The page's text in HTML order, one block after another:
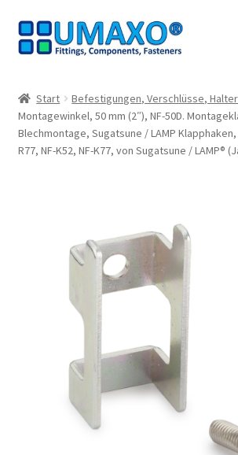
Zur
Navigation
Zum
Inhalt
AGB
Datenschutz
Unsere Partner
Start
Befestigungen, Verschlüsse,
Montagewinkel, 50 mm (2″), NF-50D.
Blechmontage, Sugatsune / LAMP Klapphaken,
R77, NF-K52, NF-K77, von Sugatsune / LAMP®